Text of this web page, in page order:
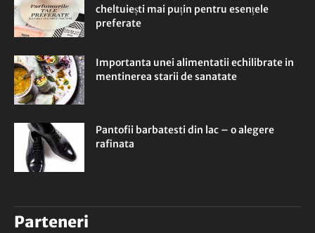
cheltuiești mai puțin pentru esențele
preferate
Importanta unei alimentatii echilibrate in
mentinerea starii de sanatate
Pantofii barbatesti din lac – o alegere
rafinata
Parteneri